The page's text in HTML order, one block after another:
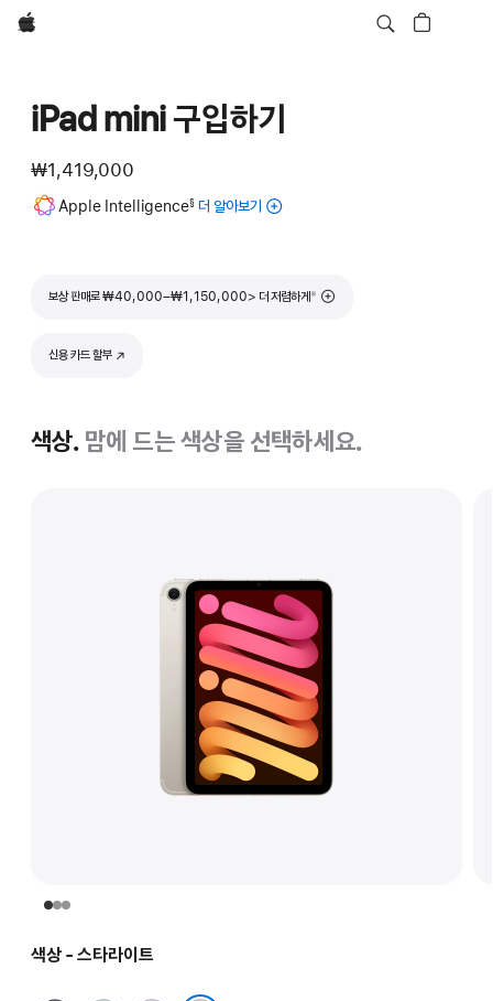
Apple
iPad mini 구입하기
₩1,419,000
Apple Intelligence§ 더 알아보기 iPad를
대해
보상 판매로 ₩40,000–₩1,150,000> 더 저렴하게
각주
※
신용 카드 할부
(새 창에서 열림)
색상. 맘에 드는 색상을 선택하세요.
색상 - 스타라이트